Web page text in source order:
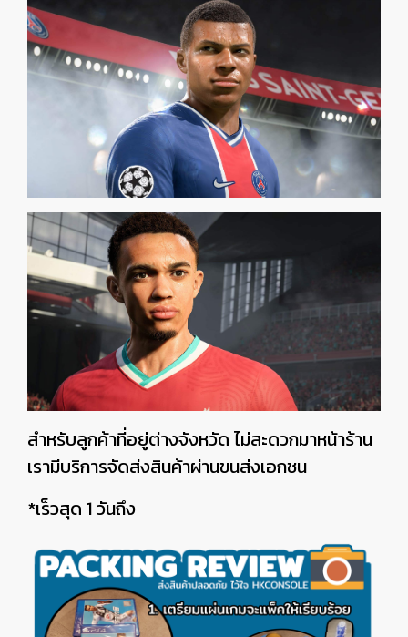
สำหรับลูกค้าที่อยู่ต่างจังหวัด ไม่สะดวกมาหน้าร้าน
เรามีบริการจัดส่งสินค้าผ่านขนส่งเอกชน
*เร็วสุด 1 วันถึง